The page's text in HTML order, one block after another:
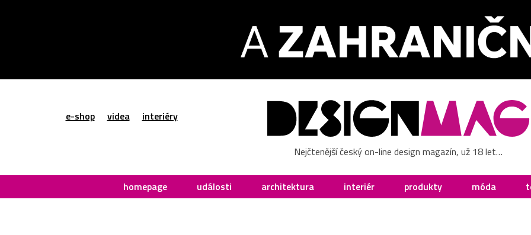
e-shop videa interiéry
Nejčtenější český on-line design magazín, už 18 let…
homepage události architektura interiér produkty móda